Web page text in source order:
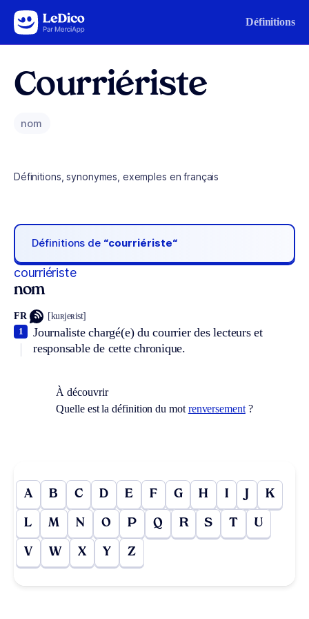
Aller au contenu Définitions
Courriériste
nom
Définitions, synonymes, exemples en français
Définitions de “courriériste“
courriériste
nom
FR [kuʀjeʀist]
Journaliste chargé(e) du courrier des lecteurs et
responsable de cette chronique.
1
À découvrir
Quelle est la définition du mot renversement?
A B C D E F G H I J K
L M N O P Q R S T U
V W X Y Z